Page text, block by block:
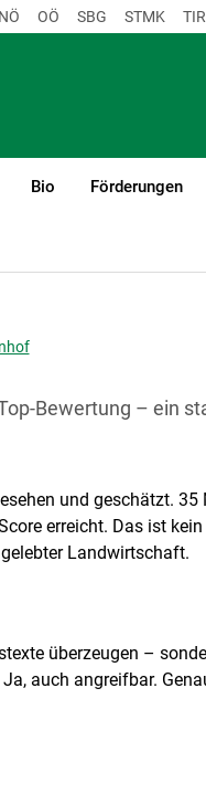
NÖ OÖ SBG STMK
Bio Förderungen
Bewertung – ein
und geschätzt.
erreicht. Das ist
Landwirtschaft.
überzeugen –
auch angreifbar.